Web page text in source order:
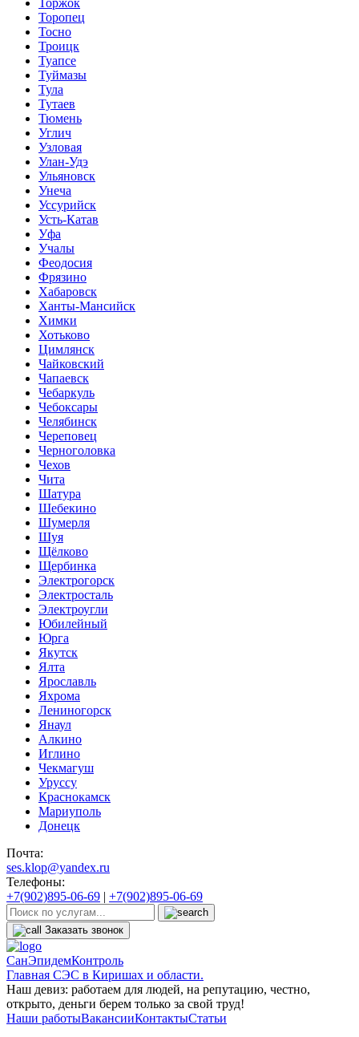
Торопец
Тосно
Троицк
Туапсе
Туймазы
Тула
Тутаев
Тюмень
Углич
Узловая
Улан-Удэ
Ульяновск
Унеча
Уссурийск
Усть-Катав
Уфа
Учалы
Феодосия
Фрязино
Хабаровск
Ханты-Мансийск
Химки
Хотьково
Цимлянск
Чайковский
Чапаевск
Чебаркуль
Чебоксары
Челябинск
Череповец
Черноголовка
Чехов
Чита
Шатура
Шебекино
Шумерля
Шуя
Щёлково
Щербинка
Электрогорск
Электросталь
Электроугли
Юбилейный
Юрга
Якутск
Ялта
Ярославль
Яхрома
Лениногорск
Янаул
Алкино
Иглино
Чекмагуш
Уруссу
Краснокамск
Мариуполь
Донецк
Почта:
ses.klop@yandex.ru
Телефоны:
+7(902)895-06-69 | +7(902)895-06-69
Заказать звонок
СанЭпидемКонтроль
Главная СЭС в Киришах и области.
Наш девиз: работаем для людей, на репутацию, честно,
открыто, деньги берем только за свой труд!
Наши работыВакансииКонтактыСтатьи